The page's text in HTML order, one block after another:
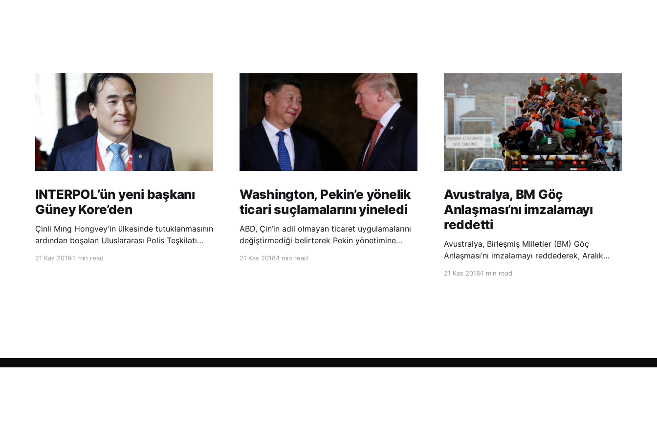
INTERPOL’ün yeni başkanı
Güney Kore’den
Çinli Mıng Hongvey’in ülkesinde tutuklanmasının
ardından boşalan Uluslararası Polis Teşkilatı
21 Kas 2018 1 min read
Washington, Pekin’e yönelik
ticari suçlamalarını yineledi
ABD, Çin’in adil olmayan ticaret uygulamalarını
değiştirmediği belirterek Pekin yönetimine
21 Kas 20181 min read
Avustralya, BM Göç
Anlaşması’nı imzalamayı
reddetti
Avustralya, Birleşmiş Milletler (BM) Göç
Anlaşması’nı imzalamayı reddederek, Aralık
21 Kas 20181 min read